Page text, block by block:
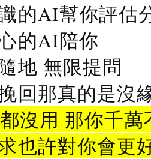
的AI幫你評估
的AI陪你
地 無限提問
回那真的是沒
沒用 那你千
也許對你會更